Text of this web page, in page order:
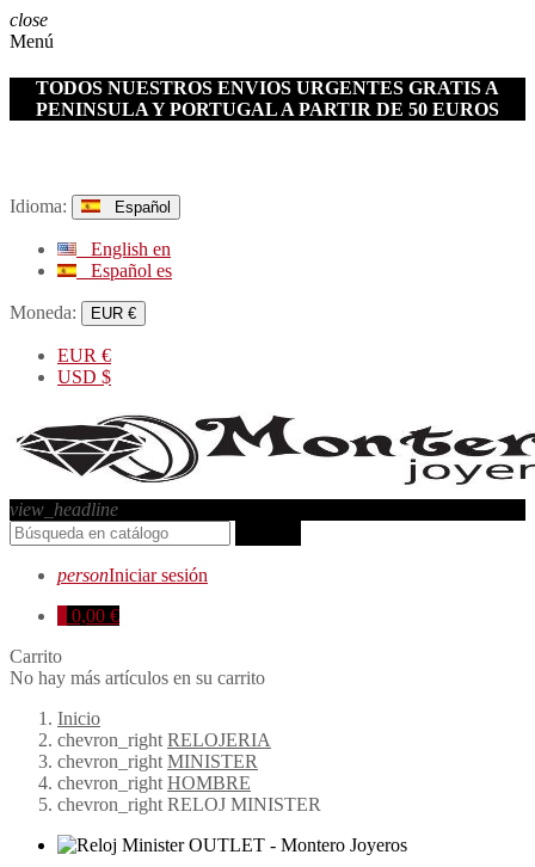
close
Menú
TODOS NUESTROS ENVIOS URGENTES GRATIS A
PENINSULA Y PORTUGAL A PARTIR DE 50 EUROS
Idioma: Español
English en
Español es
Moneda: EUR €
EUR €
USD $
view_headline
personIniciar sesión
0,00 €
Carrito
No hay más artículos en su carrito
Inicio
chevron_right RELOJERIA
chevron_right MINISTER
chevron_right HOMBRE
chevron_right RELOJ MINISTER